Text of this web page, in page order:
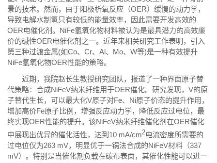
景的技术。然而，由于阳极析氧反应（OER）缓慢的动力学，
导致电解水制氢只有较低的能量效率，因此需要开发高效的
OER电催化剂。NiFe氢氧化物材料被认为是最具潜力的高效廉
价的碱性OER电催化剂之一。近年来相关研究工作表明，引入
第三种过渡金属(如Co、Cr、Al、Mo、W等)是一种有效提升
NiFe氢氧化物OER性能的策略。
近期，我院赵长生教授研究团队，报道了一种界面原子替
代策略：合成NiFeV纳米纤维用于OER催化。研究发现，V的原
子替代生长，可以最大化V原子对Fe、Ni原子价态的提升作用，
增加高价Fe原子比例，增强反应动力学，降低反应过电位，最
终实现OER性能的提升。该NiFeV纳米纤维催化剂在OER催化
中展现出优异的催化活性，达到10 mA/cm2电流密度所需要的
过电位仅为263 mV，明显优于一锅法合成的NiFeV材料（337
mV）。特别是当催化剂负载在碳布表面，其催化性能可以进一